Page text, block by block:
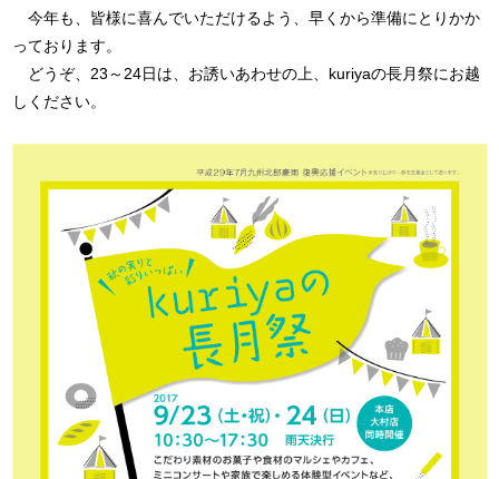
今年も、皆様に喜んでいただけるよう、早くから準備にとりかか
っております。
どうぞ、23～24日は、お誘いあわせの上、kuriyaの長月祭にお越
しください。